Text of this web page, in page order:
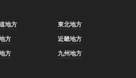
地方
東北地方
方
近畿地方
方 九州地方